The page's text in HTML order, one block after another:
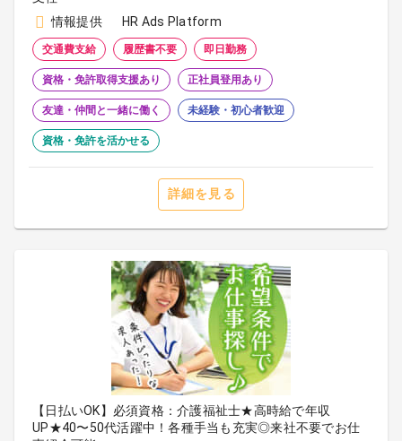
情報提供
HR Ads Platform
交通費支給 履歴書不要 即日勤務
資格・免許取得支援あり 正社員登用あり
友達・仲間と一緒に働く 未経験・初心者歓迎
資格・免許を活かせる
詳細を見る
【日払いOK】必須資格：介護福祉士★高時給で年収
UP★40〜50代活躍中！各種手当も充実◎来社不要でお仕